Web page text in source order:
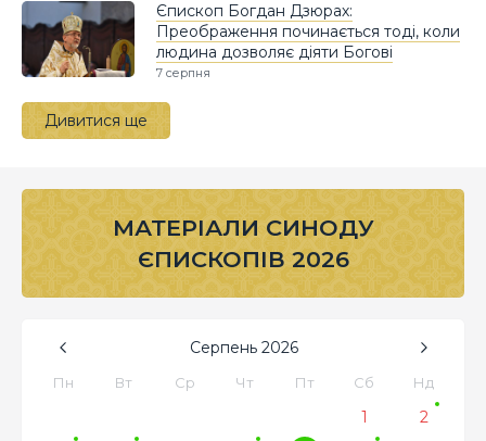
Єпископ Богдан Дзюрах:
Преображення починається тоді, коли
людина дозволяє діяти Богові
7 серпня
Дивитися ще
МАТЕРІАЛИ СИНОДУ
ЄПИСКОПІВ 2026
Серпень 2026
Пн Вт Ср Чт Пт Сб Нд
1
2